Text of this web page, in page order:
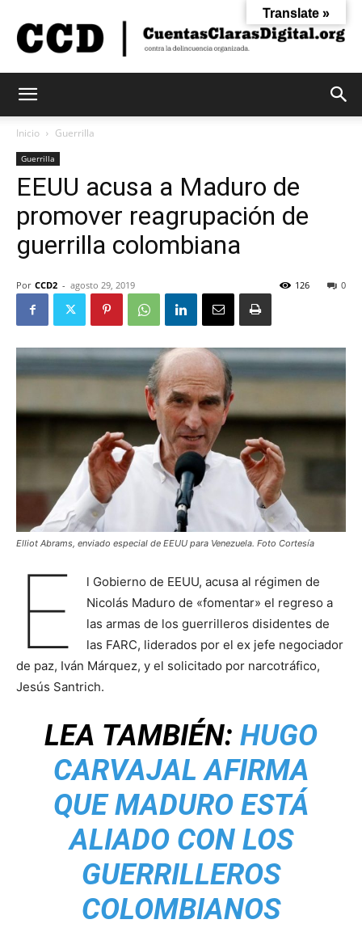
Claras
Digital
Inicio Guerrilla
Guerrilla
EEUU acusa a Maduro de
promover reagrupación de
guerrilla colombiana
Por CCD2 - agosto 29, 2019 0
126
Elliot Abrams, enviado especial de EEUU para Venezuela. Foto Cortesía
E
l Gobierno de EEUU, acusa al régimen de
Nicolás Maduro de «fomentar» el regreso a
las armas de los guerrilleros disidentes de
las FARC, liderados por el ex jefe negociador
de paz, Iván Márquez, y el solicitado por narcotráfico,
Jesús Santrich.
LEA TAMBIÉN: HUGO
CARVAJAL AFIRMA
QUE MADURO ESTÁ
ALIADO CON LOS
GUERRILLEROS
COLOMBIANOS
Translate »